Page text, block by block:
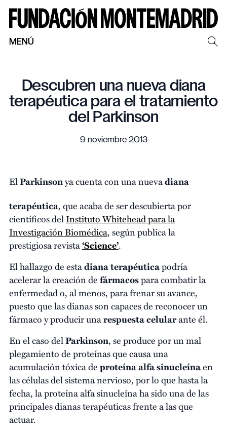
MENÚ
Descubren una nueva diana
terapéutica para el tratamiento
del Parkinson
9 noviembre 2013
ElParkinsonya cuenta con una nuevadiana
terapéutica, que acaba de ser descubierta por
científicos delInstituto Whitehead para la
Investigación Biomédica, según publica la
prestigiosa revista‘Science’.
El hallazgo de estadiana terapéuticapodría
acelerar la creación defármacospara combatir la
enfermedad o, al menos, para frenar su avance,
puesto que las dianas son capaces de reconocer un
fármaco y producir unarespuesta celularante él.
En el caso delParkinson, se produce por un mal
plegamiento de proteínas que causa una
acumulación tóxica deproteína alfa sinucleínaen
las células del sistema nervioso, por lo que hasta la
fecha, la proteína alfa sinucleína ha sido una de las
principales dianas terapéuticas frente a las que
actuar.